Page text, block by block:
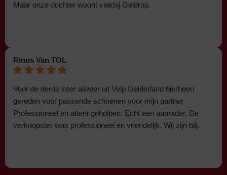
Maar onze dochter woont vlakbij Geldrop.
Rinus Van TOL
Voor de derde keer alweer uit Velp Gelderland hierheen
gereden voor passende schoenen voor mijn partner.
Professioneel en attent geholpen. Echt een aanrader. De
verkoopster was professioneel en vriendelijk. Wij zijn blij.